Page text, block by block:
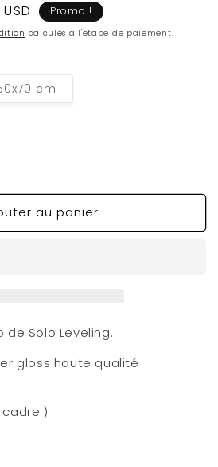
Promo !
calculés à l'étape de paiement.
cmVariante
épuisée
au panier
de Solo Leveling.
gloss haute qualité